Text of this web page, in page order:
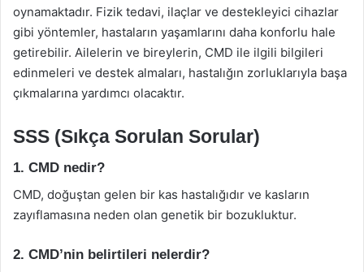
oynamaktadır. Fizik tedavi, ilaçlar ve destekleyici cihazlar
gibi yöntemler, hastaların yaşamlarını daha konforlu hale
getirebilir. Ailelerin ve bireylerin, CMD ile ilgili bilgileri
edinmeleri ve destek almaları, hastalığın zorluklarıyla başa
çıkmalarına yardımcı olacaktır.
SSS (Sıkça Sorulan Sorular)
1. CMD nedir?
CMD, doğuştan gelen bir kas hastalığıdır ve kasların
zayıflamasına neden olan genetik bir bozukluktur.
2. CMD’nin belirtileri nelerdir?